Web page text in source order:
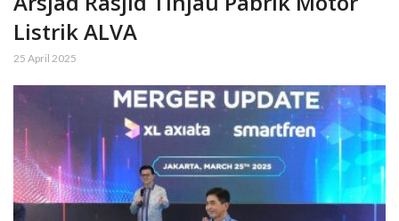
Listrik ALVA
25 April 2025